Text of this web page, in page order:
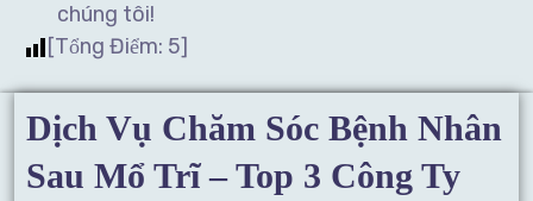
chúng tôi!
[Tổng Điểm: 5]
Dịch Vụ Chăm Sóc Bệnh Nhân
Sau Mổ Trĩ – Top 3 Công Ty